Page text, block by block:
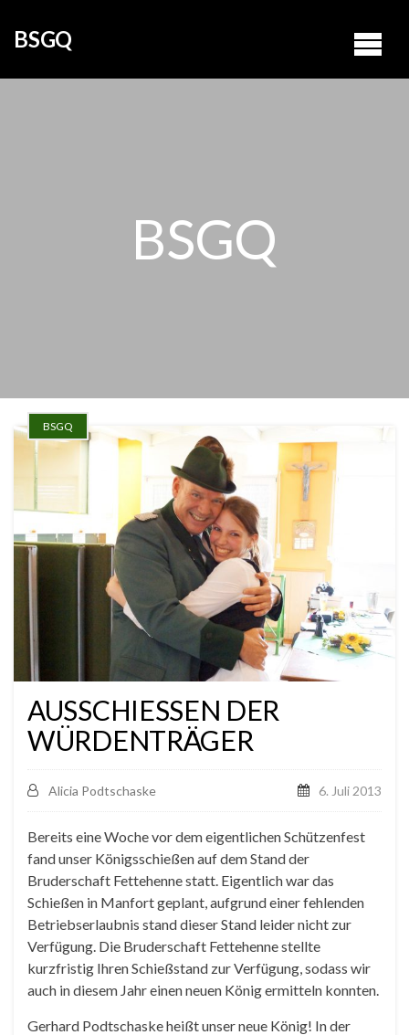
BSGQ
BSGQ
BSGQ
AUSSCHIESSEN DER W
ÜRDENTRÄGER
Alicia Podtschaske 6. Juli 2013
Bereits eine Woche vor dem eigentlichen Schützenfest
fand unser Königsschießen auf dem Stand der
Bruderschaft Fettehenne statt. Eigentlich war das
Schießen in Manfort geplant, aufgrund einer fehlenden
Betriebserlaubnis stand dieser Stand leider nicht zur
Verfügung. Die Bruderschaft Fettehenne stellte
kurzfristig Ihren Schießstand zur Verfügung, sodass wir
auch in diesem Jahr einen neuen König ermitteln konnten.
Gerhard Podtschaske heißt unser neue König! In der